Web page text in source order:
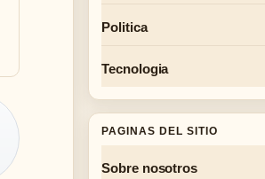
Politica
Tecnologia
PAGINAS DEL SITIO
Sobre nosotros